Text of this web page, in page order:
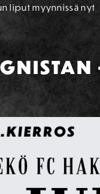
liput myynnissä nyt